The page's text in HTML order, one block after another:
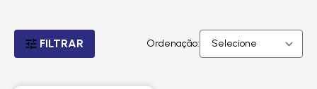
FILTRAR Ordenação: